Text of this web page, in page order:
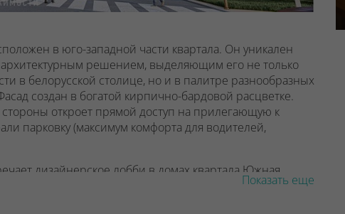
в юго-западной части квартала. Он уникален
решением, выделяющим его не только
в белорусской столице, но и в палитре разнообразных
создан в богатой кирпично-бардовой расцветке.
откроет прямой доступ на прилегающую к
парковку (максимум комфорта для водителей,
дизайнерское лобби в домах квартала Южная
дополняет концепцию комплекса и квартала,Показать еще